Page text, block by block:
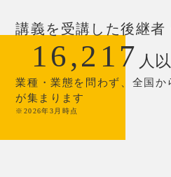
講義を受講した後継者
16,217 人
業種・業態を問わず、全国か
が集まります
※2026年3月時点